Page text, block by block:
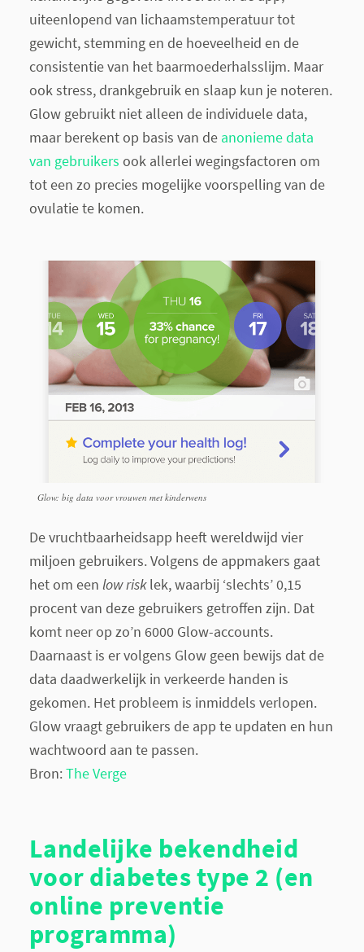
uiteenlopend van lichaamstemperatuur tot
gewicht, stemming en de hoeveelheid en de
consistentie van het baarmoederhalsslijm. Maar
ook stress, drankgebruik en slaap kun je noteren.
Glow gebruikt niet alleen de individuele data,
maar berekent op basis van de anonieme data
van gebruikers ook allerlei wegingsfactoren om
tot een zo precies mogelijke voorspelling van de
ovulatie te komen.
Glow: big data voor vrouwen met kinderwens
De vruchtbaarheidsapp heeft wereldwijd vier
miljoen gebruikers. Volgens de appmakers gaat
het om een low risklek, waarbij ‘slechts’ 0,15
procent van deze gebruikers getroffen zijn. Dat
komt neer op zo’n 6000 Glow-accounts.
Daarnaast is er volgens Glow geen bewijs dat de
data daadwerkelijk in verkeerde handen is
gekomen. Het probleem is inmiddels verlopen.
Glow vraagt gebruikers de app te updaten en hun
wachtwoord aan te passen.
Bron:The Verge
Landelijke bekendheid
voor diabetes type 2 (en
online preventie
programma)